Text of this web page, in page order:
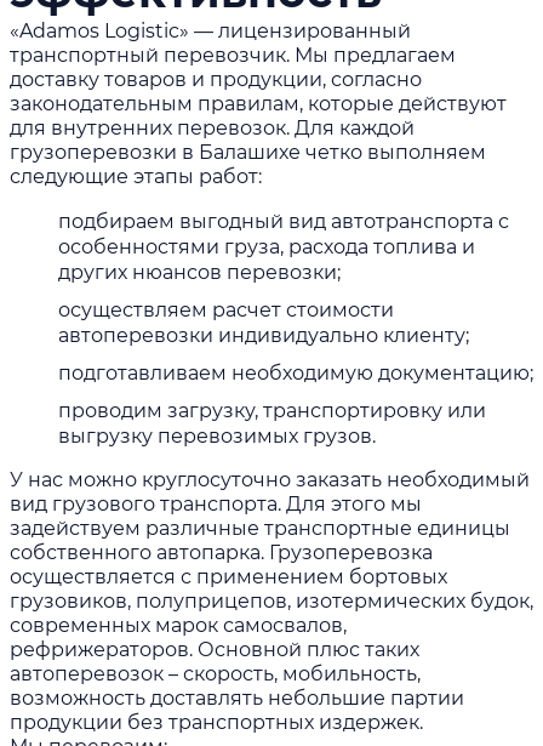
«Adamos Logistic» — лицензированный
транспортный перевозчик. Мы предлагаем
доставку товаров и продукции, согласно
законодательным правилам, которые действуют
для внутренних перевозок. Для каждой
грузоперевозки в Балашихе четко выполняем
следующие этапы работ:
подбираем выгодный вид автотранспорта с
особенностями груза, расхода топлива и
других нюансов перевозки;
осуществляем расчет стоимости
автоперевозки индивидуально клиенту;
подготавливаем необходимую документацию;
проводим загрузку, транспортировку или
выгрузку перевозимых грузов.
У нас можно круглосуточно заказать необходимый
вид грузового транспорта. Для этого мы
задействуем различные транспортные единицы
собственного автопарка. Грузоперевозка
осуществляется с применением бортовых
грузовиков, полуприцепов, изотермических будок,
современных марок самосвалов,
рефрижераторов. Основной плюс таких
автоперевозок – скорость, мобильность,
возможность доставлять небольшие партии
продукции без транспортных издержек.